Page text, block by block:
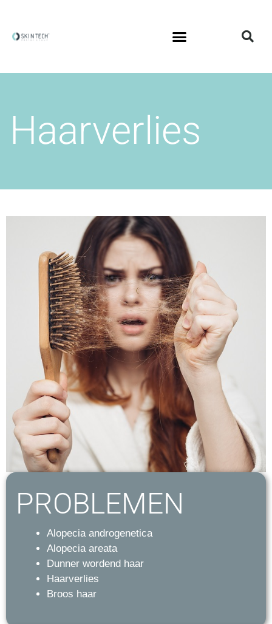
Haarverlies
PROBLEMEN
Alopecia androgenetica
Alopecia areata
Dunner wordend haar
Haarverlies
Broos haar